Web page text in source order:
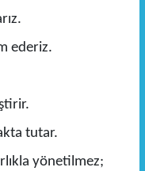
ederiz.
tutar.
yönetilmez;